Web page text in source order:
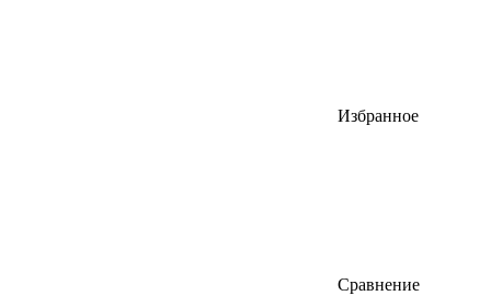
Избранное
Сравнение